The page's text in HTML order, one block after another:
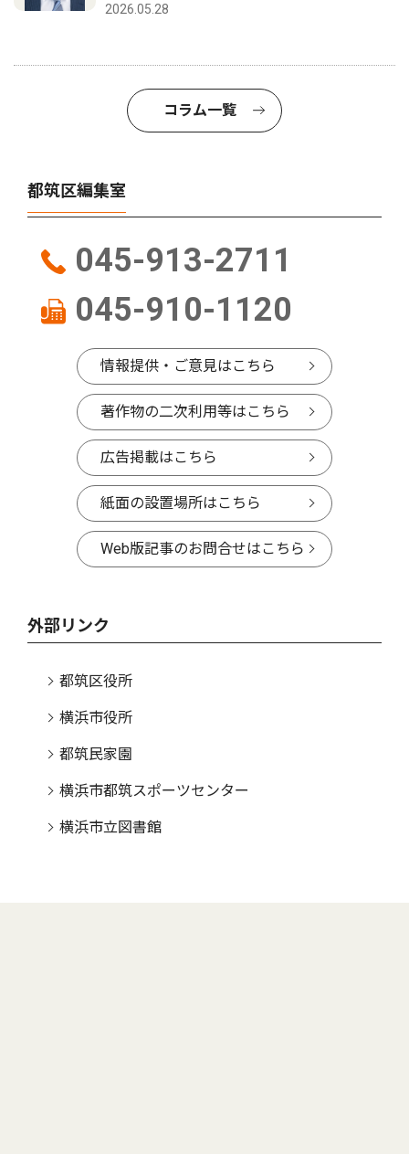
2026.05.28
コラム一覧
都筑区編集室
045-913-2711
045-910-1120
情報提供・ご意見はこちら
著作物の二次利用等はこちら
広告掲載はこちら
紙面の設置場所はこちら
Web版記事のお問合せはこちら
外部リンク
都筑区役所
横浜市役所
都筑民家園
横浜市都筑スポーツセンター
横浜市立図書館